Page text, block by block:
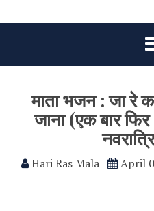
माता भजन : जा रे
जाना (एक बार
Hari Ras Mala April